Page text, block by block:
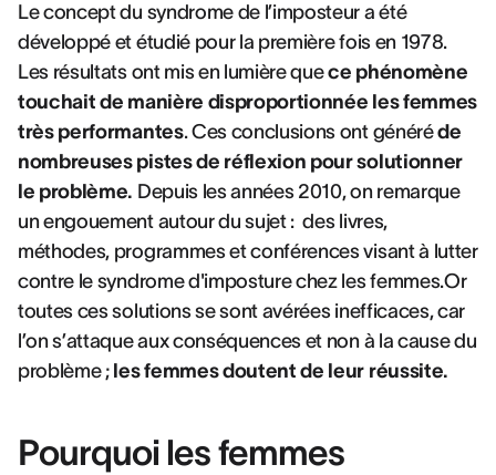
Le concept du syndrome de l’imposteur a été
développé et étudié pour la première fois en 1978.
Les résultats ont mis en lumière quece phénomène
touchait de manière disproportionnée les femmes
très performantes. Ces conclusions ont généréde
nombreuses pistes de réflexion pour solutionner
le problème. Depuis les années 2010, on remarque
un engouement autour du sujet : des livres,
méthodes, programmes et conférences visant à lutter
contre le syndrome d'imposture chez les femmes.Or
toutes ces solutions se sont avérées inefficaces, car
l’on s’attaque aux conséquences et non à la cause du
problème ; les femmes doutent de leur réussite.
Pourquoi les femmes